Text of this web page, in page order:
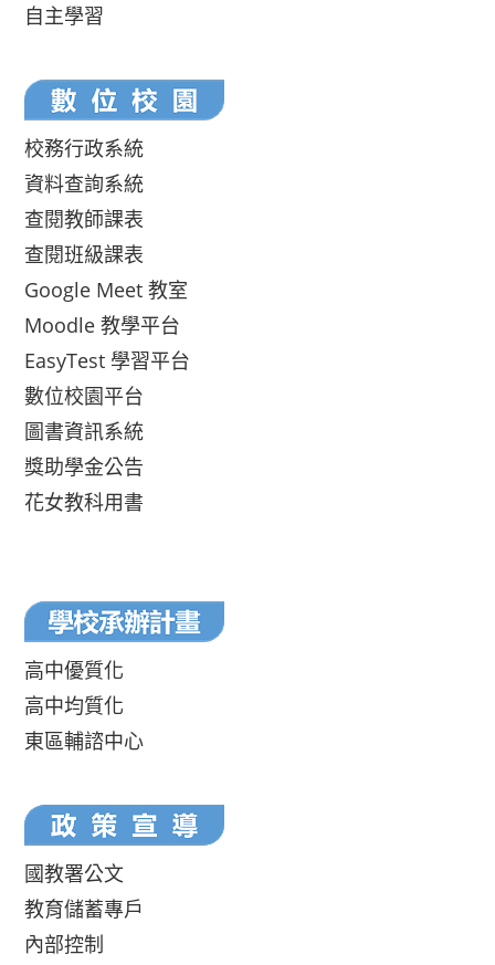
自主學習
校務行政系統
資料查詢系統
查閱教師課表
查閱班級課表
Google Meet 教室
Moodle 教學平台
EasyTest 學習平台
數位校園平台
圖書資訊系統
獎助學金公告
花女教科用書
高中優質化
高中均質化
東區輔諮中心
國教署公文
教育儲蓄專戶
內部控制